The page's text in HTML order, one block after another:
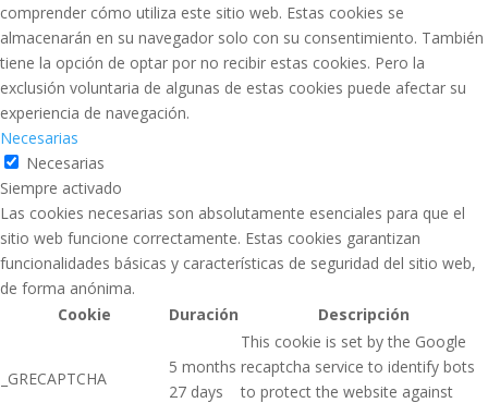
comprender cómo utiliza este sitio web. Estas cookies se
almacenarán en su navegador solo con su consentimiento. También
tiene la opción de optar por no recibir estas cookies. Pero la
exclusión voluntaria de algunas de estas cookies puede afectar su
experiencia de navegación.
Necesarias
Necesarias
Siempre activado
Las cookies necesarias son absolutamente esenciales para que el
sitio web funcione correctamente. Estas cookies garantizan
funcionalidades básicas y características de seguridad del sitio web,
de forma anónima.
Cookie
Duración Descripción
_GRECAPTCHA
5 months
27 days
This cookie is set by the Google
recaptcha service to identify bots
to protect the website against